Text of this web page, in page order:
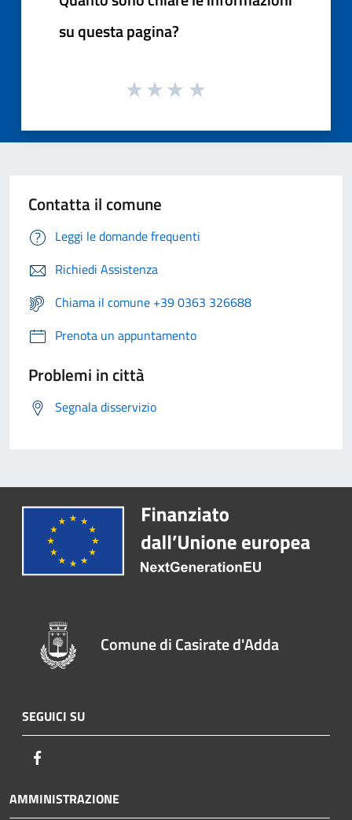
su questa pagina?
Contatta il comune
Leggi le domande frequenti
Richiedi Assistenza
Chiama il comune +39 0363 326688
Prenota un appuntamento
Problemi in città
Segnala disservizio
Comune di Casirate d'Adda
SEGUICI SU
AMMINISTRAZIONE